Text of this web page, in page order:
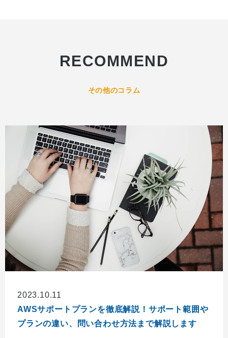
RECOMMEND
その他のコラム
2023.10.11
AWSサポートプランを徹底解説！サポート範囲や
プランの違い、問い合わせ方法まで解説します